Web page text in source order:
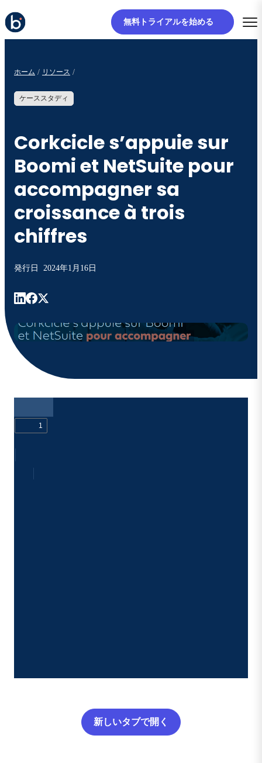
無料トライアルを始める
ホーム リソース
ケーススタディ
Corkcicle s’appuie sur
Boomi et NetSuite pour
accompagner sa
croissance à trois
chiffres
発行日 2024年1月16日
新しいタブで開く